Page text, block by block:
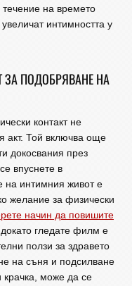
на времето
интимността у
ЗА ПОДОБРЯВАНЕ НА
контакт не
акт. Той включва още
докосвания през
впуснете в
на интимния живот е
желание за физически
начин да повишите
гледате филм е
ползи за здравето
на съня и подсилване
крачка, може да се